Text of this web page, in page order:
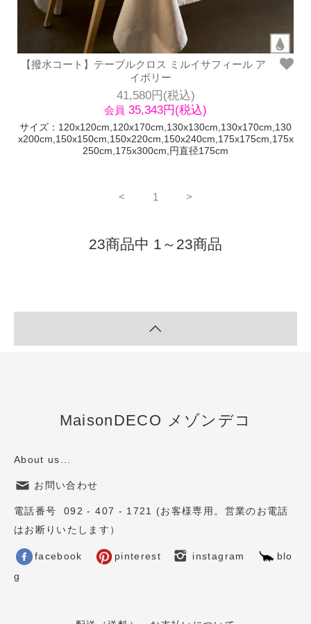
【撥水コート】テーブルクロス ミルイサフィール ア
イボリー
41,580円(税込)
会員 35,343円(税込)
サイズ：120x120cm,120x170cm,130x130cm,130x170cm,130
x200cm,150x150cm,150x220cm,150x240cm,175x175cm,175x
250cm,175x300cm,円直径175cm
< 1 >
23商品中 1～23商品
MaisonDECO メゾンデコ
About us...
お問い合わせ
電話番号 092 - 407 - 1721 (お客様専用。営業のお電話
はお断りいたします）
facebook pinterest instagram
blo
g